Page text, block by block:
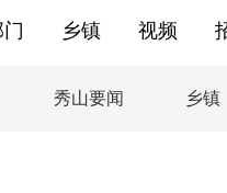
乡镇 视频
秀山要闻 乡镇